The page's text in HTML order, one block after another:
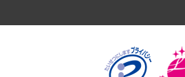
個人情報保護方針